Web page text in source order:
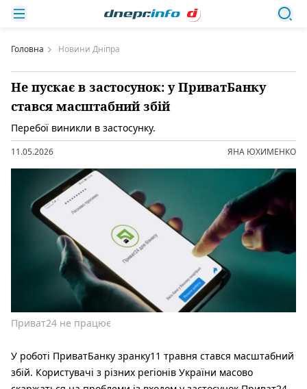
Головна Новини Дніпра
Не пускає в застосунок: у ПриватБанку
стався масштабний збій
Перебої виникли в застосунку.
11.05.2026 ЯНА ЮХИМЕНКО
Приват24 не працює
У роботі ПриватБанку зранку11 травня стався масштабний
збій. Користувачі з різних регіонів України масово